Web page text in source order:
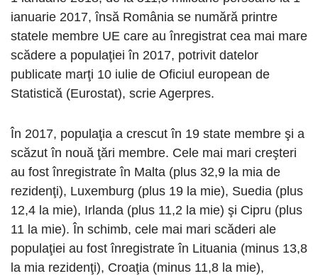
ianuarie 2017, însă România se numără printre
statele membre UE care au înregistrat cea mai mare
scădere a populaţiei în 2017, potrivit datelor
publicate marţi 10 iulie de Oficiul european de
Statistică (Eurostat), scrie Agerpres.
În 2017, populaţia a crescut în 19 state membre şi a
scăzut în nouă ţări membre. Cele mai mari creşteri
au fost înregistrate în Malta (plus 32,9 la mia de
rezidenţi), Luxemburg (plus 19 la mie), Suedia (plus
12,4 la mie), Irlanda (plus 11,2 la mie) şi Cipru (plus
11 la mie). În schimb, cele mai mari scăderi ale
populaţiei au fost înregistrate în Lituania (minus 13,8
la mia rezidenţi), Croaţia (minus 11,8 la mie),